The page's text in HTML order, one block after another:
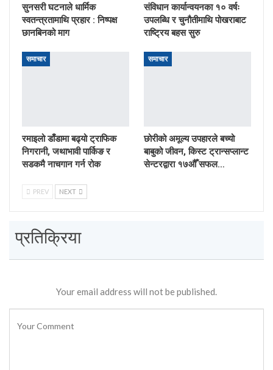
सुनसरी घटनाले धार्मिक
स्वतन्त्रतामाथि प्रहार : निष्पक्ष
छानबिनको माग
संविधान कार्यान्वयनका १० वर्षः
उपलब्धि र चुनौतीमाथि पोखराबाट
राष्ट्रिय बहस सुरु
समाचार
रमाइलो डाँडामा बढ्यो ट्राफिक
निगरानी, जथाभावी पार्किङ र
सडकमै नाचगान गर्न रोक
समाचार
छोरीको अमूल्य उपहारले बच्यो
बाबुको जीवन, किस्ट ट्रान्सप्लान्ट
सेन्टरद्वारा १७औँ सफल…
PREV NEXT
प्रतिक्रिया
Your email address will not be published.